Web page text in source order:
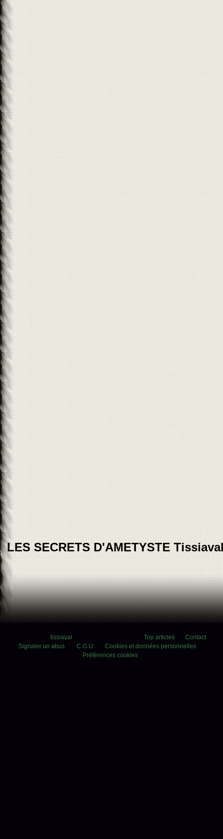
LES SECRETS D'AMETYSTE
tissiaval Top articles
Contact
Signaler un abus
C.G.U.
Cookies et données personnelles
Préférences cookies